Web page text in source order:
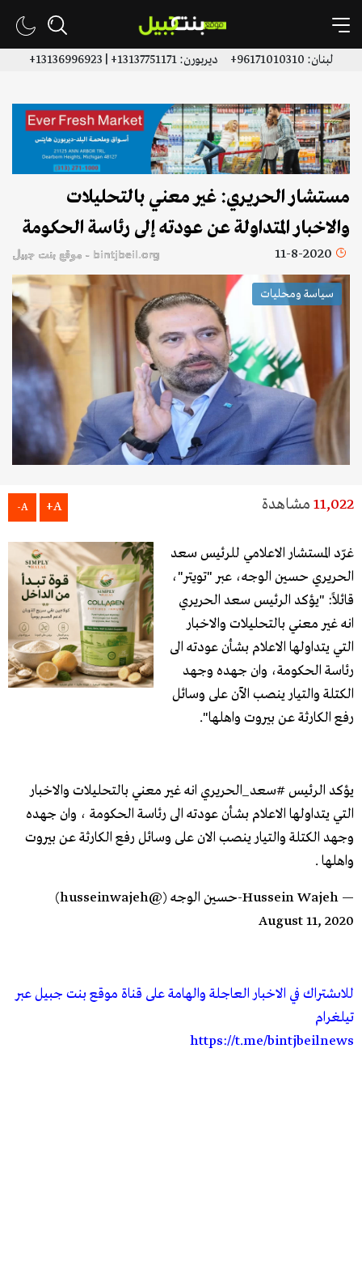
لبنان: 96171010310+ ديربورن: 13137751171+ | 13136996923+
مستشار الحريري: غير معني بالتحليلات
والاخبار المتداولة عن عودته إلى رئاسة الحكومة
11-8-2020 bintjbeil.org - موقع بنت جبيل
سياسة ومحليات
11,022 مشاهدة A+
A-
غرّد المستشار الاعلامي للرئيس سعد
الحريري حسين الوجه، عبر "تويتر"،
قائلاً: "‏يؤكد الرئيس ‏سعد الحريري‬
انه غير معني بالتحليلات والاخبار
التي يتداولها الاعلام بشأن عودته الى
رئاسة ‏الحكومة، وان جهده وجهد
الكتلة والتيار ينصب الآن على وسائل
رفع الكارثة عن بيروت ‏واهلها".‏
يؤكد الرئيس#سعد_الحريري انه غير معني بالتحليلات والاخبار
التي يتداولها الاعلام بشأن عودته الى رئاسة الحكومة ، وان جهده
وجهد الكتلة والتيار ينصب الان على وسائل رفع الكارثة عن بيروت
واهلها .
— Hussein Wajeh-حسين الوجه (@husseinwajeh)
August 11, 2020
للاىشتراك في الاخبار العاجلة والهامة على قناة موقع بنت جبيل عبر
تيلغرام
https://t.me/bintjbeilnews